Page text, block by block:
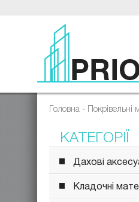
Головна - Покрівельні
КАТЕГОРІЇ
Дахові
Кладочні